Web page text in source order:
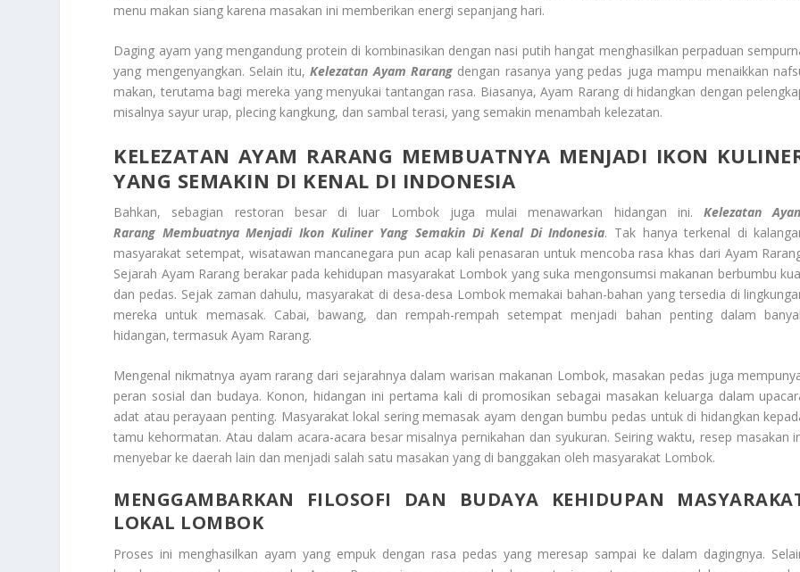
menu makan siang karena masakan ini memberikan energi sepanjang hari.
Daging ayam yang mengandung protein di kombinasikan dengan nasi putih hangat menghasilkan perpaduan
yang mengenyangkan. Selain itu,Kelezatan Ayam Rarang dengan rasanya yang pedas juga mampu menaikkan
makan, terutama bagi mereka yang menyukai tantangan rasa. Biasanya, Ayam Rarang di hidangkan dengan
misalnya sayur urap, plecing kangkung, dan sambal terasi, yang semakin menambah kelezatan.
KELEZATAN AYAM RARANG MEMBUATNYA MENJADI IKON
YANG SEMAKIN DI KENAL DI INDONESIA
Bahkan, sebagian restoran besar di luar Lombok juga mulai menawarkan hidangan ini.Kelezatan
Rarang Membuatnya Menjadi Ikon Kuliner Yang Semakin Di Kenal Di Indonesia. Tak hanya terkenal di
masyarakat setempat, wisatawan mancanegara pun acap kali penasaran untuk mencoba rasa khas dari Ayam
Sejarah Ayam Rarang berakar pada kehidupan masyarakat Lombok yang suka mengonsumsi makanan berbumbu
dan pedas. Sejak zaman dahulu, masyarakat di desa-desa Lombok memakai bahan-bahan yang tersedia di
mereka untuk memasak. Cabai, bawang, dan rempah-rempah setempat menjadi bahan penting dalam
hidangan, termasuk Ayam Rarang.
Mengenal nikmatnya ayam rarang dari sejarahnya dalam warisan makanan Lombok, masakan pedas juga
peran sosial dan budaya. Konon, hidangan ini pertama kali di promosikan sebagai masakan keluarga dalam
adat atau perayaan penting. Masyarakat lokal sering memasak ayam dengan bumbu pedas untuk di hidangkan
tamu kehormatan. Atau dalam acara-acara besar misalnya pernikahan dan syukuran. Seiring waktu, resep masakan
menyebar ke daerah lain dan menjadi salah satu masakan yang di banggakan oleh masyarakat Lombok.
MENGGAMBARKAN FILOSOFI DAN BUDAYA KEHIDUPAN
LOKAL LOMBOK
Proses ini menghasilkan ayam yang empuk dengan rasa pedas yang meresap sampai ke dalam dagingnya.